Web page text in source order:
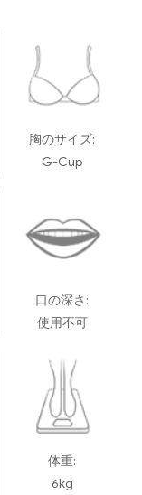
胸のサイズ:
G-Cup
口の深さ:
使用不可
体重:
6kg